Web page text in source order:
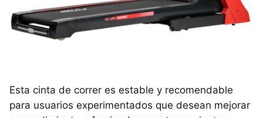
Esta cinta de correr es estable y recomendable
para usuarios experimentados que desean mejorar